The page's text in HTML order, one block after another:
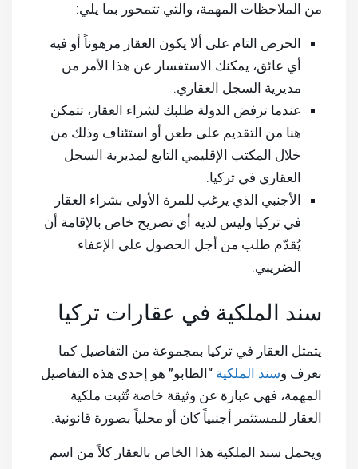
من الملاحظات المهمة، والتي تتمحور بما يلي:
الحرص التام على ألا يكون العقار مرهوناً أو فيه
أي عائق، يمكنك الاستفسار عن هذا الأمر من
مديرية السجل العقاري.
عندما ترفض الدولة طلبك لشراء العقار، تتمكن
هنا من التقديم على طعن أو استئناف وذلك من
خلال المكتب الإقليمي التابع لمديرية السجل
العقاري في تركيا.
الأجنبي الذي يرغب للمرة الأولى بشراء العقار
في تركيا وليس لديه أي تصريح خاص بالإقامة أن
يُقدّم طلب من أجل الحصول على الإعفاء
الضريبي.
سند الملكية في عقارات تركيا
يتمثل العقار في تركيا بمجموعة من التفاصيل كما
نعرف وسند الملكية “الطابو” هو إحدى هذه التفاصيل
المهمة، فهي عبارة عن وثيقة خاصة تُثبت ملكية
العقار للمستثمر أجنبياً كان أو محلياً بصورة قانونية.
ويحمل سند الملكية هذا الخاص بالعقار كلاً من اسم